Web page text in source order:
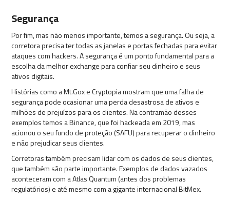
Segurança
Por fim, mas não menos importante, temos a segurança. Ou seja, a
corretora precisa ter todas as janelas e portas fechadas para evitar
ataques com hackers. A segurança é um ponto fundamental para a
escolha da melhor exchange para confiar seu dinheiro e seus
ativos digitais.
Histórias como a Mt.Gox e Cryptopia mostram que uma falha de
segurança pode ocasionar uma perda desastrosa de ativos e
milhões de prejuízos para os clientes. Na contramão desses
exemplos temos a Binance, que foi hackeada em 2019, mas
acionou o seu fundo de proteção (SAFU) para recuperar o dinheiro
e não prejudicar seus clientes.
Corretoras também precisam lidar com os dados de seus clientes,
que também são parte importante. Exemplos de dados vazados
aconteceram com a Atlas Quantum (antes dos problemas
regulatórios) e até mesmo com a gigante internacional BitMex.